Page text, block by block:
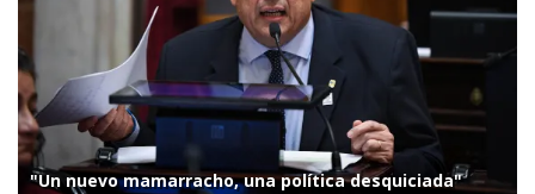
"Un nuevo mamarracho, una política desquiciada"